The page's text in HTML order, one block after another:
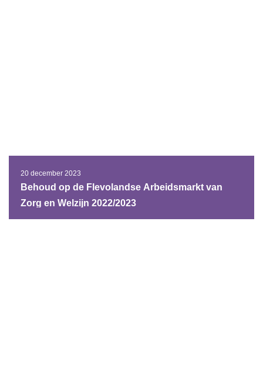
20 december 2023
Behoud op de Flevolandse Arbeidsmarkt van
Zorg en Welzijn 2022/2023